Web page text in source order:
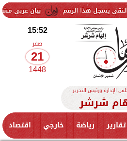
بيان عربي مشترك يدين
15:52
صفر
21
1448
الإدارة ورئيس التحرير
شرشر
تقارير رياضة خارجي اقتصاد